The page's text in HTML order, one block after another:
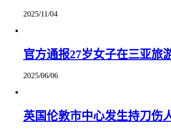
2025/11/04
官方通报27岁女子在三亚旅
2025/06/06
英国伦敦市中心发生持刀伤